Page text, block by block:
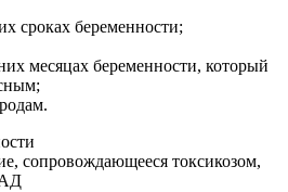
сроках беременности;
месяцах беременности, который
сопровождающееся токсикозом,